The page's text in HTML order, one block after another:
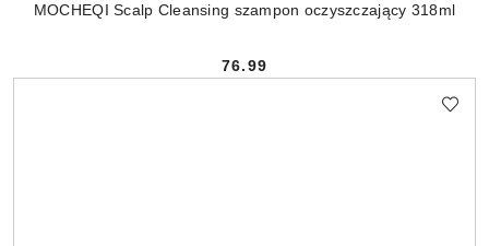
MOCHEQI Scalp Cleansing szampon oczyszczający 318ml
Cena:
76.99